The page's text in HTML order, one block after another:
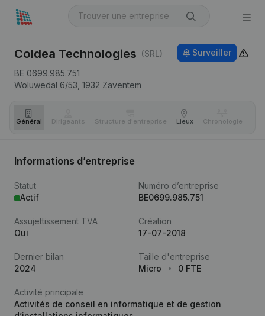
Coldea Technologies (SRL)
BE 0699.985.751
Woluwedal 6/53, 1932 Zaventem
Surveiller
Général Dirigeants Structure d'entreprise Lieux Chronologie
Informations d’entreprise
Statut
Actif
Numéro d’entreprise
BE0699.985.751
Assujettissement TVA
Oui
Création
17-07-2018
Dernier bilan
2024
Taille d'entreprise
Micro
0 FTE
Activité principale
Activités de conseil en informatique et de gestion